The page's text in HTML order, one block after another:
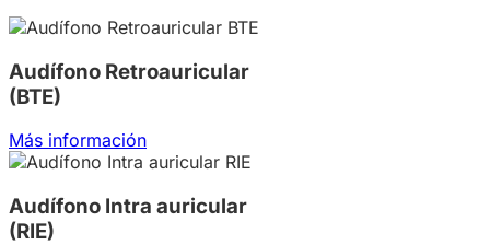
Audífono Retroauricular
(BTE)
Más información
Audífono Intra auricular
(RIE)